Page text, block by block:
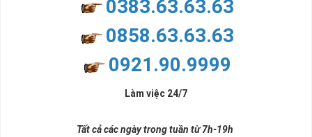
0383.63.63.63
0858.63.63.63
0921.90.9999
Làm việc 24/7
Tất cả các ngày trong tuần từ 7h-19h